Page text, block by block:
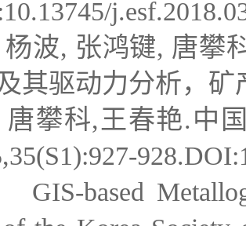
杨波, 张鸿键, 唐攀
其驱动力分析，矿
唐攀科,王春艳.中
GIS-based